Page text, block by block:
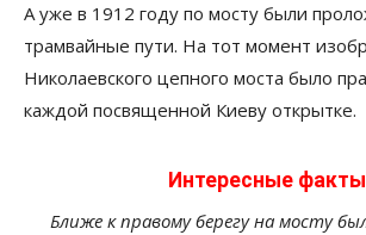
А уже в 1912 году по мосту были
трамвайные пути. На тот момент
Николаевского цепного моста было
каждой посвященной Киеву открытке.
Интересные факты
Ближе к правому берегу на мосту